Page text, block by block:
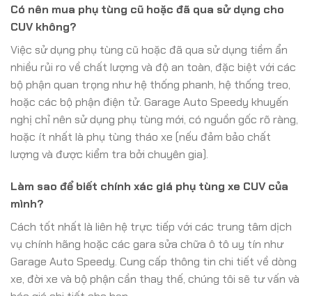
Có nên mua phụ tùng cũ hoặc đã qua sử dụng cho
CUV không?
Việc sử dụng phụ tùng cũ hoặc đã qua sử dụng tiềm ẩn
nhiều rủi ro về chất lượng và độ an toàn, đặc biệt với các
bộ phận quan trọng như hệ thống phanh, hệ thống treo,
hoặc các bộ phận điện tử. Garage Auto Speedy khuyến
nghị chỉ nên sử dụng phụ tùng mới, có nguồn gốc rõ ràng,
hoặc ít nhất là phụ tùng tháo xe (nếu đảm bảo chất
lượng và được kiểm tra bởi chuyên gia).
Làm sao để biết chính xác giá phụ tùng xe CUV của
mình?
Cách tốt nhất là liên hệ trực tiếp với các trung tâm dịch
vụ chính hãng hoặc các gara sửa chữa ô tô uy tín như
Garage Auto Speedy. Cung cấp thông tin chi tiết về dòng
xe, đời xe và bộ phận cần thay thế, chúng tôi sẽ tư vấn và